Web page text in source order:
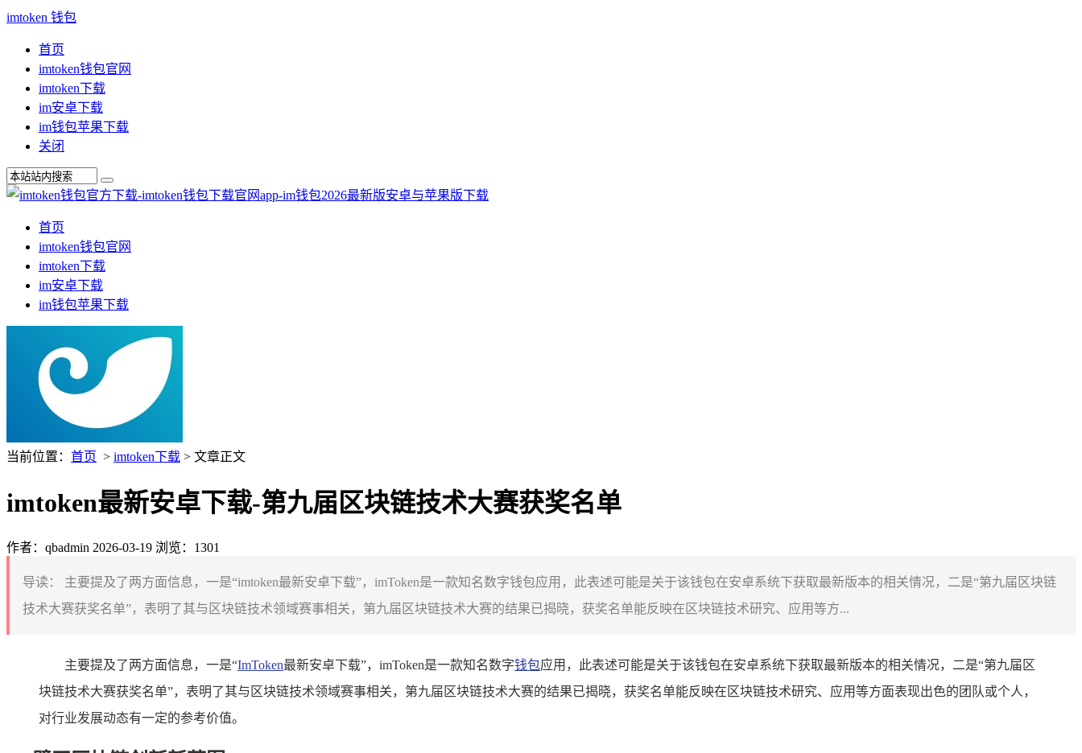
imtoken 钱包
首页
imtoken钱包官网
imtoken下载
im安卓下载
im钱包苹果下载
关闭
首页
imtoken钱包官网
imtoken下载
im安卓下载
im钱包苹果下载
当前位置： 首页 > imtoken下载 > 文章正文
imtoken最新安卓下载-第九届区块链技术大赛获奖名单
作者：qbadmin 2026-03-19 浏览：1301
导读：
主要提及了两方面信息，一是“imtoken最新安卓下载”，imToken是一款知名数字钱包应用，此表述可能是关于该钱包在安卓系统下获取最新版本的相关情况，二是“第九届区块链
技术大赛获奖名单”，表明了其与区块链技术领域赛事相关，第九届区块链技术大赛的结果已揭晓，获奖名单能反映在区块链技术研究、应用等方...
主要提及了两方面信息，一是“ImToken最新安卓下载”，imToken是一款知名数字钱包应用，此表述可能是关于该钱包在安卓系统下获取最新版本的相关情况，二是“第九届区
块链技术大赛获奖名单”，表明了其与区块链技术领域赛事相关，第九届区块链技术大赛的结果已揭晓，获奖名单能反映在区块链技术研究、应用等方面表现出色的团队或个人，
对行业发展动态有一定的参考价值。